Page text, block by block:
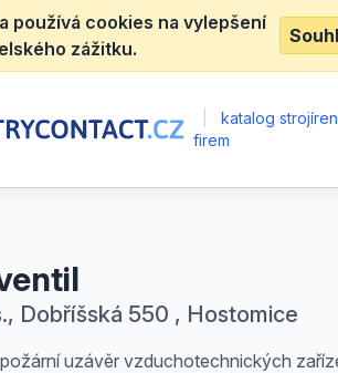
používá cookies na vylepšení
zážitku.
katalog
firem
Dobříšská 550 , Hostomice
uzávěr vzduchotechnických